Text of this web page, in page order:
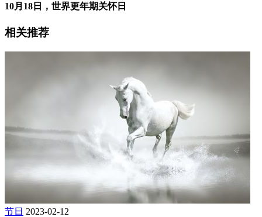
10月18日，世界更年期关怀日
相关推荐
节日 2023-02-12